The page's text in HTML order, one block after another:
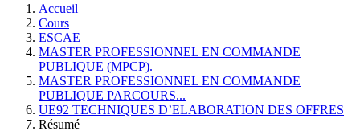
Accueil
Cours
ESCAE
MASTER PROFESSIONNEL EN COMMANDE
PUBLIQUE (MPCP).
MASTER PROFESSIONNEL EN COMMANDE
PUBLIQUE PARCOURS...
UE92 TECHNIQUES D’ELABORATION DES OFFRES
Résumé